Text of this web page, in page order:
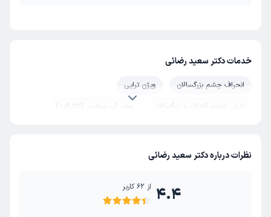
خدمات دکتر سعید رضائی
انحراف چشم بزرگسالان
ویژن تراپی
تنبلی چشم کودکان و بزرگسالان
عمل آب مروارید (کاتاراکت)
نظرات درباره دکتر سعید رضائی
4.4 از62کاربر